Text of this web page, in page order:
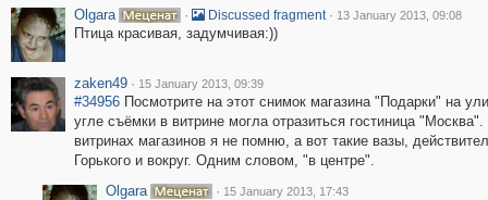
Olgara
· Discussed fragment · 13 January 2013, 09:08
Птица красивая, задумчивая:))
zaken49 · 15 January 2013, 09:39
#34956Посмотрите на этот снимок магазина "Подарки" на
угле съёмки в витрине могла отразиться гостиница
витринах магазинов я не помню, а вот такие вазы,
Горького и вокруг. Одним словом, "в центре".
Olgara
· 15 January 2013, 17:43